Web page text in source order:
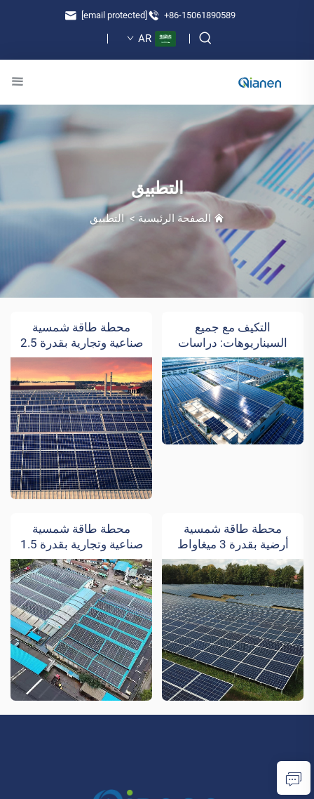
+86-15061890589
[email protected]
AR
التطبيق
الصفحة الرئيسية >التطبيق
التكيف مع جميع
السيناريوهات: دراسات
حالة حول تصميم ونشر
أنظمة الطاقة الشمسية
الكهروضوئية لأسطح
المصانع المعقدة
محطة طاقة شمسية
صناعية وتجارية بقدرة 2.5
ميغاواط
محطة طاقة شمسية
أرضية بقدرة 3 ميغاواط
محطة طاقة شمسية
صناعية وتجارية بقدرة 1.5
ميغاواط